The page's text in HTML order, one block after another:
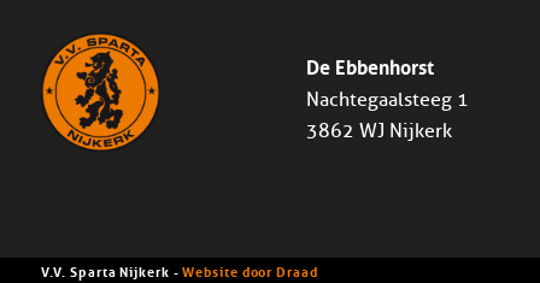
De Ebbenhorst
Nachtegaalsteeg 1
3862 WJ Nijkerk
V.V. Sparta Nijkerk -Website door Draad